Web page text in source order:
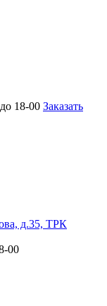
18-00 Заказать
д.35, ТРК
00